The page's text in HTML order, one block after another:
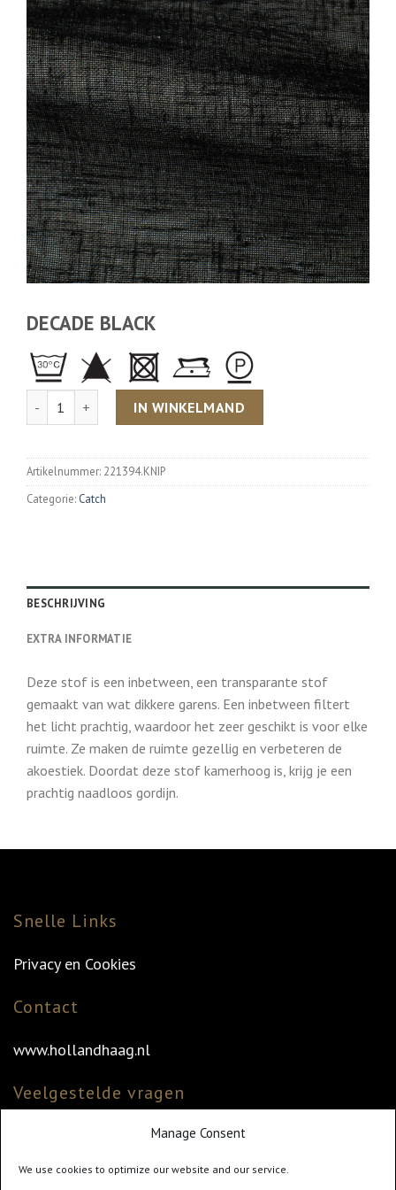
Manage Consent
We use cookies to optimize our website and our service.
DECADE BLACK
Aantal IN WINKELMAND
Artikelnummer: 221394.KNIP
Categorie: Catch
BESCHRIJVING
EXTRA INFORMATIE
Deze stof is een inbetween, een transparante stof
gemaakt van wat dikkere garens. Een inbetween filtert
het licht prachtig, waardoor het zeer geschikt is voor elke
ruimte. Ze maken de ruimte gezellig en verbeteren de
akoestiek. Doordat deze stof kamerhoog is, krijg je een
prachtig naadloos gordijn.
Snelle Links
Privacy en Cookies
Contact
www.hollandhaag.nl
Veelgestelde vragen
Veelgestelde vragen